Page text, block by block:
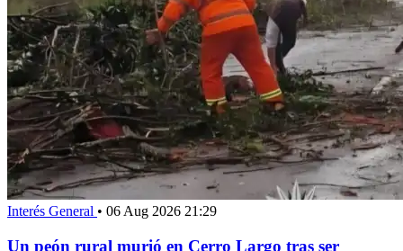
Interés General • 06 Aug 2026 21:29
Un peón rural murió en Cerro Largo tras ser